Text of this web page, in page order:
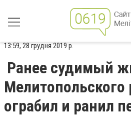
13:59, 28 грудня 2019 р.
Ранее судимый
Мелитопольского
ограбил и ранил